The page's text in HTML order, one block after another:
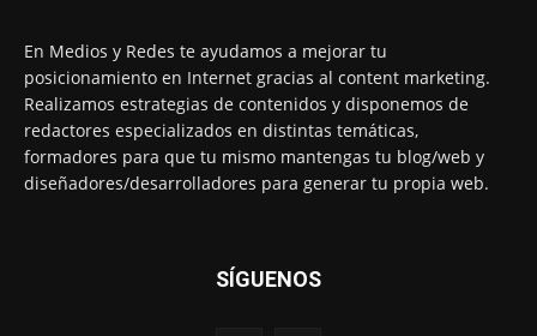
En Medios y Redes te ayudamos a mejorar tu
posicionamiento en Internet gracias al content marketing.
Realizamos estrategias de contenidos y disponemos de
redactores especializados en distintas temáticas,
formadores para que tu mismo mantengas tu blog/web y
diseñadores/desarrolladores para generar tu propia web.
SÍGUENOS